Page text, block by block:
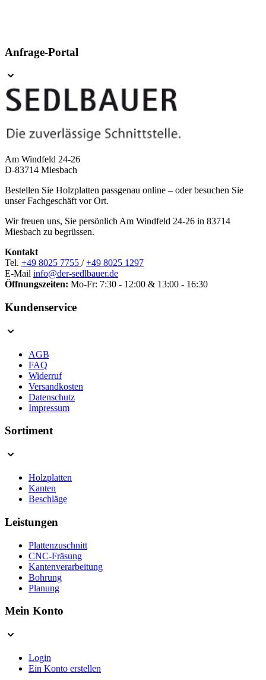
Anfrage-Portal
Am Windfeld 24-26
D-83714 Miesbach
Bestellen Sie Holzplatten passgenau online – oder besuchen Sie
unser Fachgeschäft vor Ort.
Wir freuen uns, Sie persönlich Am Windfeld 24-26 in 83714
Miesbach zu begrüssen.
Kontakt
Tel. +49 8025 7755 / +49 8025 1297
E-Mail info@der-sedlbauer.de
Öffnungszeiten: Mo-Fr: 7:30 - 12:00 & 13:00 - 16:30
Kundenservice
AGB
FAQ
Widerruf
Versandkosten
Datenschutz
Impressum
Sortiment
Holzplatten
Kanten
Beschläge
Leistungen
Plattenzuschnitt
CNC-Fräsung
Kantenverarbeitung
Bohrung
Planung
Mein Konto
Login
Ein Konto erstellen